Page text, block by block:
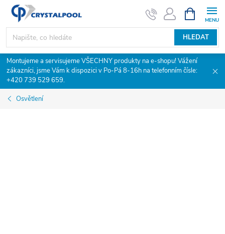
Přejít
obsah
HLEDAT
NÁKUPNÍ
KOŠÍK
Montujeme a servisujeme VŠECHNY produkty na e-shopu! Vážení
zákazníci, jsme Vám k dispozici v Po-Pá 8-16h na telefonním čísle:
+420 739 529 659.
Osvětlení